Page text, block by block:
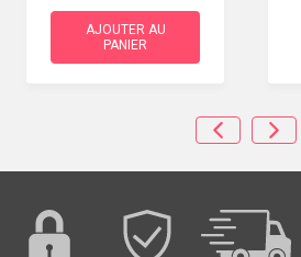
AJOUTER AU
PANIER